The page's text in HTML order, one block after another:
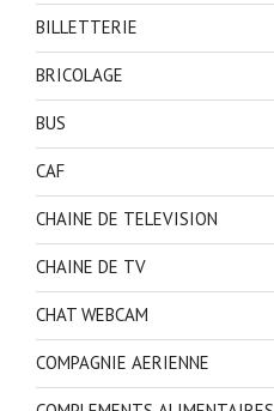
BILLETTERIE
BRICOLAGE
BUS
CAF
CHAINE DE TELEVISION
CHAINE DE TV
CHAT WEBCAM
COMPAGNIE AERIENNE